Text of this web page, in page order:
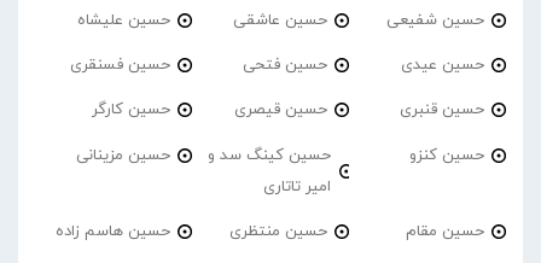
حسین شفیعی حسین عاشقی حسین علیشاه
حسین عیدی حسین فتحی حسین فسنقری
حسین قنبری حسین قیصری حسین کارگر
حسین کنزو
حسین کینگ سد و
امیر تاتاری
حسین مزینانی
حسین مقام حسین منتظری حسین هاسم زاده